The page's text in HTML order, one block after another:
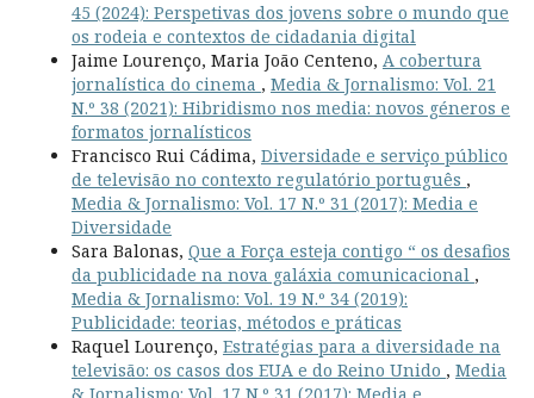
45 (2024): Perspetivas dos jovens sobre o mundo que
os rodeia e contextos de cidadania digital
Jaime Lourenço, Maria João Centeno, A cobertura
jornalística do cinema , Media & Jornalismo: Vol. 21
N.º 38 (2021): Hibridismo nos media: novos géneros e
formatos jornalísticos
Francisco Rui Cádima, Diversidade e serviço público
de televisão no contexto regulatório português ,
Media & Jornalismo: Vol. 17 N.º 31 (2017): Media e
Diversidade
Sara Balonas, Que a Força esteja contigo “ os desafios
da publicidade na nova galáxia comunicacional ,
Media & Jornalismo: Vol. 19 N.º 34 (2019):
Publicidade: teorias, métodos e práticas
Raquel Lourenço, Estratégias para a diversidade na
televisão: os casos dos EUA e do Reino Unido , Media